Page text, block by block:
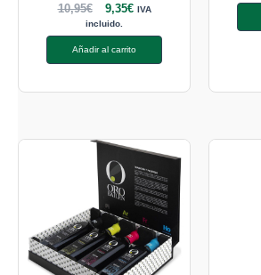
10,95€ 9,35€ IVA
incluido.
Añadir al carrito